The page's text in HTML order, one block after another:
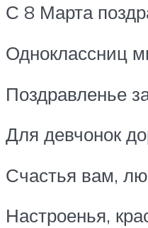
С 8 Марта
Одноклассниц
Поздравленье
Для девчонок
Счастья вам,
Настроенья,